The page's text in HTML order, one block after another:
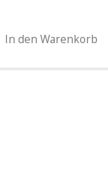
In den Warenkorb